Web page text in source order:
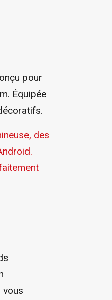
pour
Équipée
des
vous